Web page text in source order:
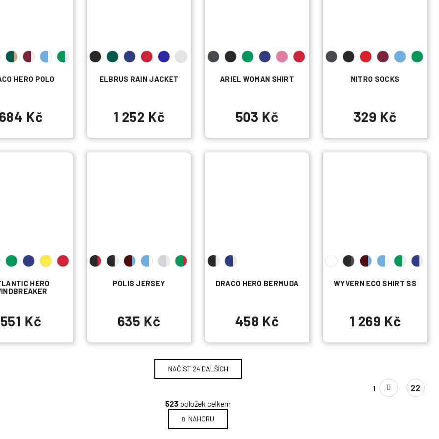
HERO POLO
Kč
ELBRUS RAIN JACKET
1 252 Kč
ARIEL WOMAN SHIRT
503 Kč
NITRO SOCKS
329 Kč
HERO
551 Kč
POLIS JERSEY
635 Kč
DRACO HERO BERMUDA
458 Kč
WYVERN ECO SHIRT SS
1 269 Kč
O
v
l
á
NAČÍST 24 DALŠÍCH
1 22
523 položek celkem
NAHORU